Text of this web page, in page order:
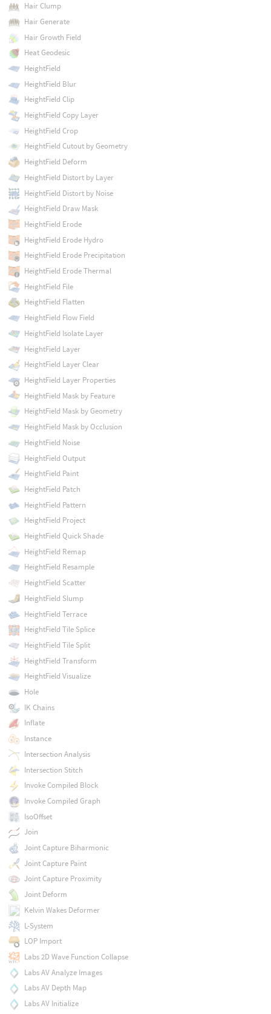
Hair Clump
Hair Generate
Hair Growth Field
Heat Geodesic
HeightField
HeightField Blur
HeightField Clip
HeightField Copy Layer
HeightField Crop
HeightField Cutout by Geometry
HeightField Deform
HeightField Distort by Layer
HeightField Distort by Noise
HeightField Draw Mask
HeightField Erode
HeightField Erode Hydro
HeightField Erode Precipitation
HeightField Erode Thermal
HeightField File
HeightField Flatten
HeightField Flow Field
HeightField Isolate Layer
HeightField Layer
HeightField Layer Clear
HeightField Layer Properties
HeightField Mask by Feature
HeightField Mask by Geometry
HeightField Mask by Occlusion
HeightField Noise
HeightField Output
HeightField Paint
HeightField Patch
HeightField Pattern
HeightField Project
HeightField Quick Shade
HeightField Remap
HeightField Resample
HeightField Scatter
HeightField Slump
HeightField Terrace
HeightField Tile Splice
HeightField Tile Split
HeightField Transform
HeightField Visualize
Hole
IK Chains
Inflate
Instance
Intersection Analysis
Intersection Stitch
Invoke Compiled Block
Invoke Compiled Graph
IsoOffset
Join
Joint Capture Biharmonic
Joint Capture Paint
Joint Capture Proximity
Joint Deform
Kelvin Wakes Deformer
L-System
LOP Import
Labs 2D Wave Function Collapse
Labs AV Analyze Images
Labs AV Depth Map
Labs AV Initialize